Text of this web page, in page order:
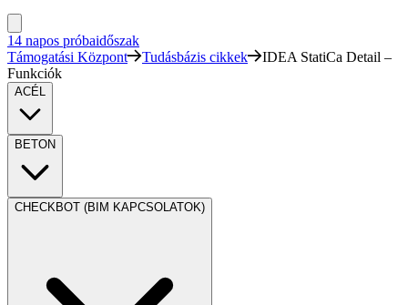
14 napos próbaidőszak
Támogatási Központ
Tudásbázis cikkek
IDEA StatiCa Detail –
Funkciók
ACÉL
BETON
CHECKBOT (BIM KAPCSOLATOK)